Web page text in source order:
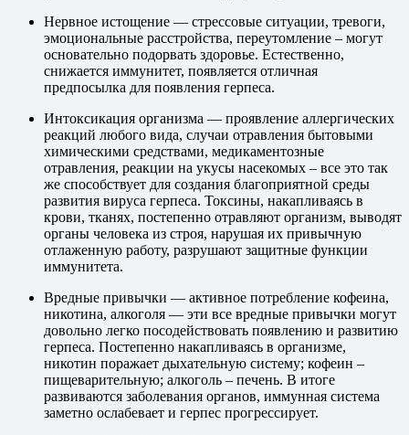
Нервное истощение — стрессовые ситуации, тревоги,
эмоциональные расстройства, переутомление – могут
основательно подорвать здоровье. Естественно,
снижается иммунитет, появляется отличная
предпосылка для появления герпеса.
Интоксикация организма — проявление аллергических
реакций любого вида, случаи отравления бытовыми
химическими средствами, медикаментозные
отравления, реакции на укусы насекомых – все это так
же способствует для создания благоприятной среды
развития вируса герпеса. Токсины, накапливаясь в
крови, тканях, постепенно отравляют организм, выводят
органы человека из строя, нарушая их привычную
отлаженную работу, разрушают защитные функции
иммунитета.
Вредные привычки — активное потребление кофеина,
никотина, алкоголя — эти все вредные привычки могут
довольно легко посодействовать появлению и развитию
герпеса. Постепенно накапливаясь в организме,
никотин поражает дыхательную систему; кофеин –
пищеварительную; алкоголь – печень. В итоге
развиваются заболевания органов, иммунная система
заметно ослабевает и герпес прогрессирует.